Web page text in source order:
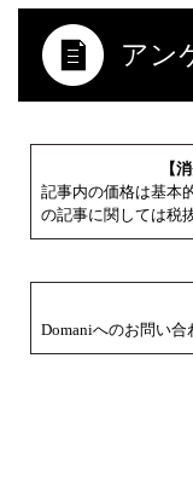
アン
【
記事内の価格は基本
の記事に関しては税
Domaniへのお問い合